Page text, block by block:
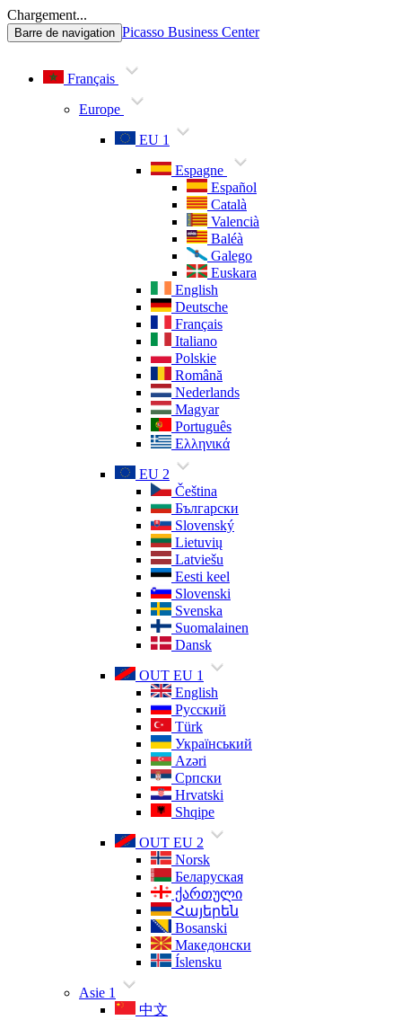
Chargement...
Barre de navigation Picasso Business Center
Français
Europe
EU 1
Espagne
Español
Català
Valencià
Baléà
Galego
Euskara
English
Deutsche
Français
Italiano
Polskie
Română
Nederlands
Magyar
Português
Ελληνικά
EU 2
Čeština
Български
Slovenský
Lietuvių
Latviešu
Eesti keel
Slovenski
Svenska
Suomalainen
Dansk
OUT EU 1
English
Русский
Türk
Український
Azəri
Српски
Hrvatski
Shqipe
OUT EU 2
Norsk
Беларуская
ქართული
Հայերեն
Bosanski
Македонски
Íslensku
Asie 1
中文